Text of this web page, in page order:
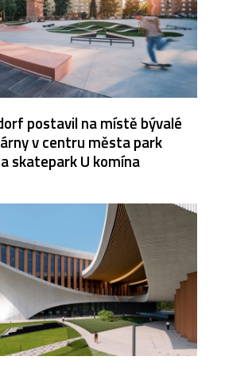
postavil na místě bývalé
v centru města park
a skatepark U komína